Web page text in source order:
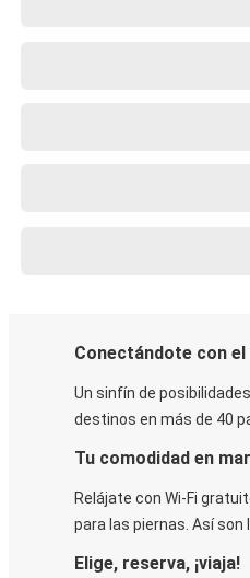
Conectándote con el
Un sinfín de
destinos en más de 40
Tu comodidad en
Relájate con Wi-Fi
para las piernas. Así
Elige, reserva, ¡viaja!